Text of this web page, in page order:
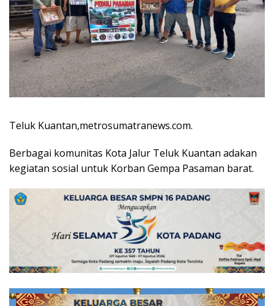
Teluk Kuantan,metrosumatranews.com.
Berbagai komunitas Kota Jalur Teluk Kuantan adakan
kegiatan sosial untuk Korban Gempa Pasaman barat.